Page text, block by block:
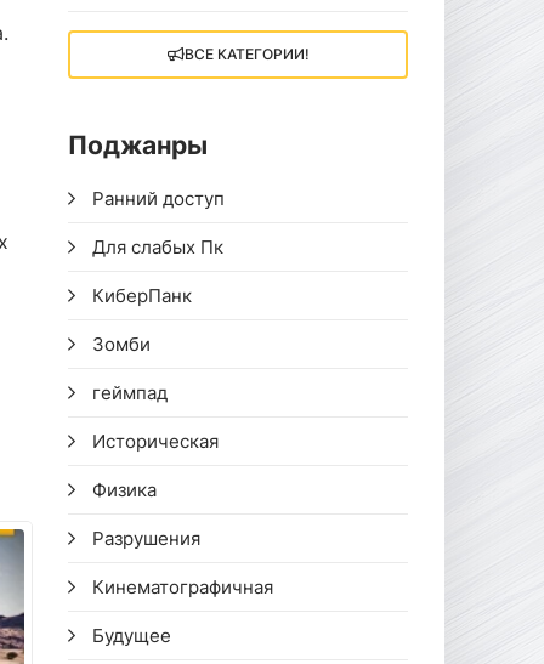
ВСЕ КАТЕГОРИИ!
Поджанры
Ранний доступ
Для слабых Пк
КиберПанк
Зомби
геймпад
Историческая
Физика
Разрушения
Кинематографичная
Будущее